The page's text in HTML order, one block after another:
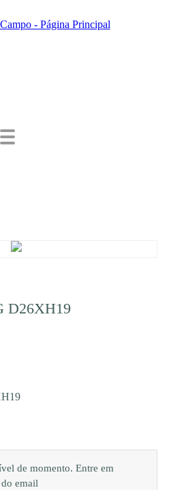
D26XH19
de momento. Entre em
email